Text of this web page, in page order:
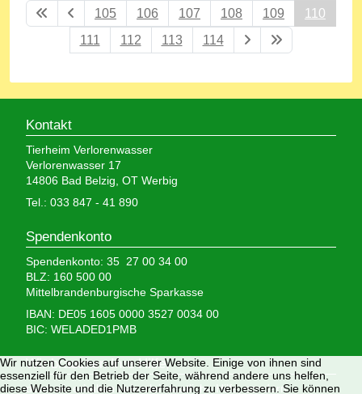
105 106 107 108 109
110
111
112 113 114
Kontakt
Tierheim Verlorenwasser
Verlorenwasser 17
14806 Bad Belzig, OT Werbig
Tel.: 033 847 - 41 890
Spendenkonto
Spendenkonto: 35 27 00 34 00
BLZ: 160 500 00
Mittelbrandenburgische Sparkasse
IBAN: DE05 1605 0000 3527 0034 00
BIC: WELADED1PMB
Wir brauchen Ihre Hilfe,
denn wir erhalten keinerlei staatliche Hilfe, sondern
Wir nutzen Cookies auf unserer Website. Einige von ihnen sind
essenziell für den Betrieb der Seite, während andere uns helfen,
diese Website und die Nutzererfahrung zu verbessern. Sie können